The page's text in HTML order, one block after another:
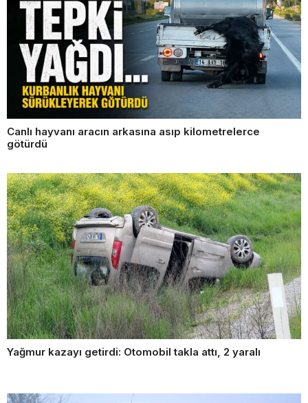
Canlı hayvanı aracın arkasına asıp kilometrelerce
götürdü
Yağmur kazayı getirdi: Otomobil takla attı, 2 yaralı